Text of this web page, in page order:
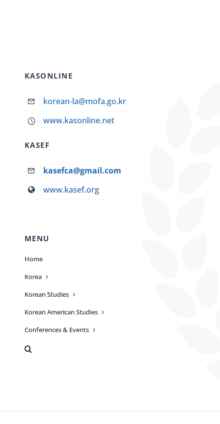
KASONLINE
korean-la@mofa.go.kr
www.kasonline.net
KASEF
kasefca@gmail.com
www.kasef.org
MENU
Home
Korea
Korean Studies
Korean American Studies
Conferences & Events